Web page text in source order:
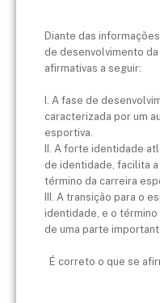
Diante das
de desenvolvimento
afirmativas a seguir:
I. A fase de
caracterizada por um
esportiva.
II. A forte identidade
de identidade, facilita
término da carreira
III. A transição para o
identidade, e o
de uma parte
É correto o que se